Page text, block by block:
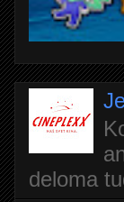
deloma